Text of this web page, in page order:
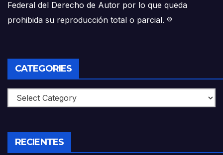
Federal del Derecho de Autor por lo que queda
prohibida su reproducción total o parcial. ®
CATEGORIES
Categories
RECIENTES